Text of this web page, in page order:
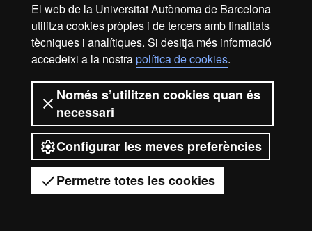
El web de la Universitat Autònoma de Barcelona
utilitza cookies pròpies i de tercers amb finalitats
tècniques i analítiques. Si desitja més informació
accedeixi a la nostrapolítica de cookies.
Només s’utilitzen cookies quan és
necessari
Configurar les meves preferències
Permetre totes les cookies
Tens dubtes?
Avís legal Protecció de dades
Sobre el web
Accessibilitat web
2026 Universitat Autònoma de
Barcelona